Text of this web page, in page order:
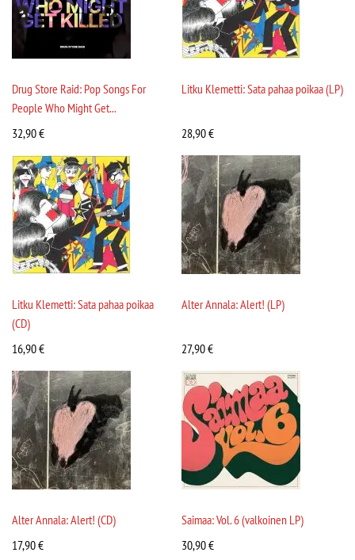
Drug Store Raid: Pop Songs For
People Who Might Get...
32,90€
Litku Klemetti: Sata pahaa poikaa (LP)
28,90€
Litku Klemetti: Sata pahaa poikaa
(CD)
16,90€
Alter Annala: Alert! (LP)
27,90€
Alter Annala: Alert! (CD)
17,90€
Saimaa: Vol. 6 (valkoinen LP)
30,90€